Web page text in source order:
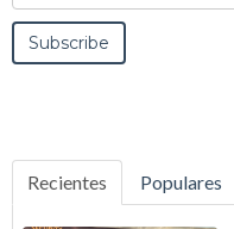
Recientes Populares